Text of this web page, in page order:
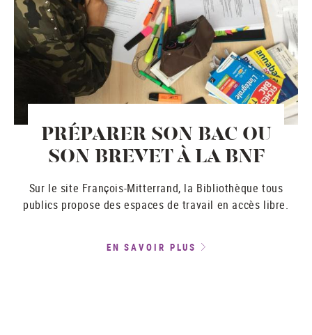
PRÉPARER SON BAC OU
SON BREVET À LA BNF
Sur le site François-Mitterrand, la Bibliothèque tous
publics propose des espaces de travail en accès libre.
EN SAVOIR PLUS